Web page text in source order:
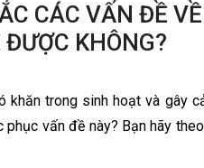
CÁC VẤN ĐỀ
ĐƯỢC KHÔNG?
trong sinh hoạt và gây
phục vấn đề này? Bạn hãy